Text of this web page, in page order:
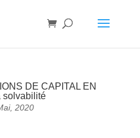
DE CAPITAL EN
solvabilité
2020